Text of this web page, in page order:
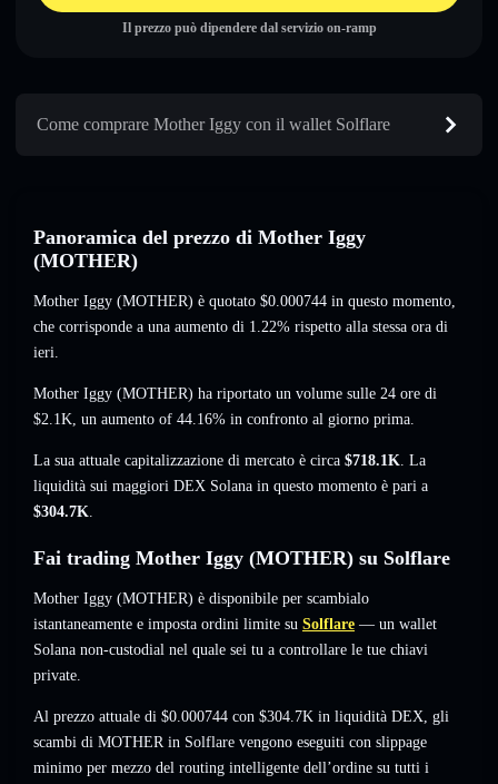
Il prezzo può dipendere dal servizio on-ramp
Come comprare Mother Iggy con il wallet Solflare
Panoramica del prezzo di Mother Iggy
(MOTHER)
Mother Iggy (MOTHER) è quotato $0.000744 in questo momento,
che corrisponde a una aumento di 1.22% rispetto alla stessa ora di
ieri.
Mother Iggy (MOTHER) ha riportato un volume sulle 24 ore di
$2.1K, un aumento of 44.16% in confronto al giorno prima.
La sua attuale capitalizzazione di mercato è circa $718.1K. La
liquidità sui maggiori DEX Solana in questo momento è pari a
$304.7K.
Fai trading Mother Iggy (MOTHER) su Solflare
Mother Iggy (MOTHER) è disponibile per scambialo
istantaneamente e imposta ordini limite su Solflare — un wallet
Solana non-custodial nel quale sei tu a controllare le tue chiavi
private.
Al prezzo attuale di $0.000744 con $304.7K in liquidità DEX, gli
scambi di MOTHER in Solflare vengono eseguiti con slippage
minimo per mezzo del routing intelligente dell’ordine su tutti i